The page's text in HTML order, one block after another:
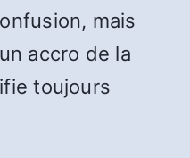
mais
accro de la
toujours